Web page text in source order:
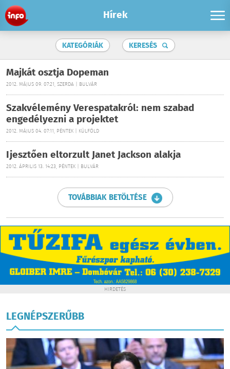
Hírek
KATEGÓRIÁK KERESÉS
Majkát osztja Dopeman
2012. MÁJUS 09. 07:21, SZERDA | BULVÁR
Szakvélemény Verespatakról: nem szabad
engedélyezni a projektet
2012. MÁJUS 04. 07:11, PÉNTEK | KÜLFÖLD
Ijesztően eltorzult Janet Jackson alakja
2012. ÁPRILIS 13. 14:23, PÉNTEK | BULVÁR
TOVÁBBIAK BETÖLTÉSE
HIRDETÉS
LEGNÉPSZERŰBB